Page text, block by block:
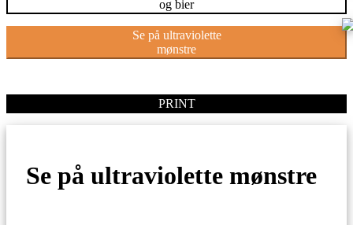
og bier
Se på ultraviolette
mønstre
PRINT
Se på ultraviolette mønstre